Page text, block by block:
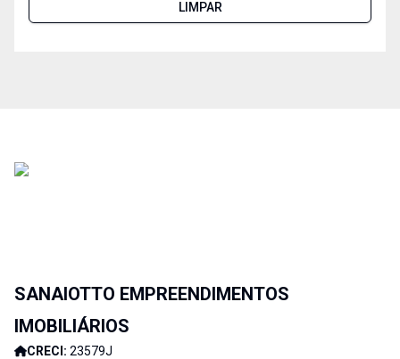
LIMPAR
SANAIOTTO EMPREENDIMENTOS
IMOBILIÁRIOS
CRECI: 23579J